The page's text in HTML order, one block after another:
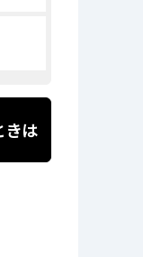
きは